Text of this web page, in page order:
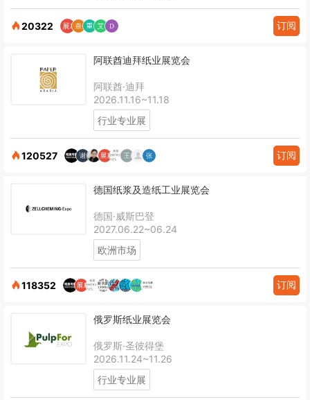
20322 订阅
阿联酋迪拜纸业展览会
阿联酋·迪拜
2026.11.16~11.18
行业专业展
120527 订阅
德国纸浆及造纸工业展览会
德国·威斯巴登
2027.06.22~06.24
欧洲市场
118352 订阅
俄罗斯纸业展览会
俄罗斯·圣彼得堡
2026.11.24~11.26
行业专业展